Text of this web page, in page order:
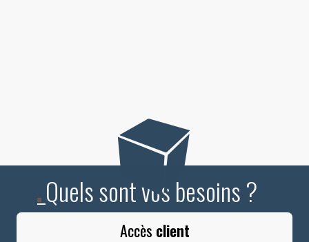
_Quels sont vos besoins ?
Accès client